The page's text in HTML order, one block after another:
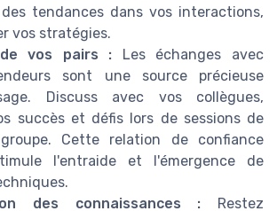
tendances dans vos interactions,
vos stratégies.
de vos pairs : Les échanges avec
sont une source précieuse
Discuss avec vos collègues,
succès et défis lors de sessions de
Cette relation de confiance
l'entraide et l'émergence de
des connaissances : Restez